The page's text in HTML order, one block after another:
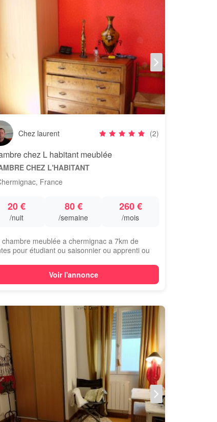
Chez laurent (2)
chez L habitant meublée
CHEZ L'HABITANT
France
20 €
/nuit
80 €
/semaine
260 €
/mois
chambre meublée a chermignac a 7km de
pour étudiant ou saisonnier ou apprenti ou
Voir l'annonce